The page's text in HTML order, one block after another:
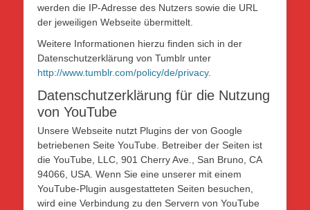
werden die IP-Adresse des Nutzers sowie die URL
der jeweiligen Webseite übermittelt.
Weitere Informationen hierzu finden sich in der
Datenschutzerklärung von Tumblr unter
http://www.tumblr.com/policy/de/privacy.
Datenschutzerklärung für die Nutzung
von YouTube
Unsere Webseite nutzt Plugins der von Google
betriebenen Seite YouTube. Betreiber der Seiten ist
die YouTube, LLC, 901 Cherry Ave., San Bruno, CA
94066, USA. Wenn Sie eine unserer mit einem
YouTube-Plugin ausgestatteten Seiten besuchen,
wird eine Verbindung zu den Servern von YouTube